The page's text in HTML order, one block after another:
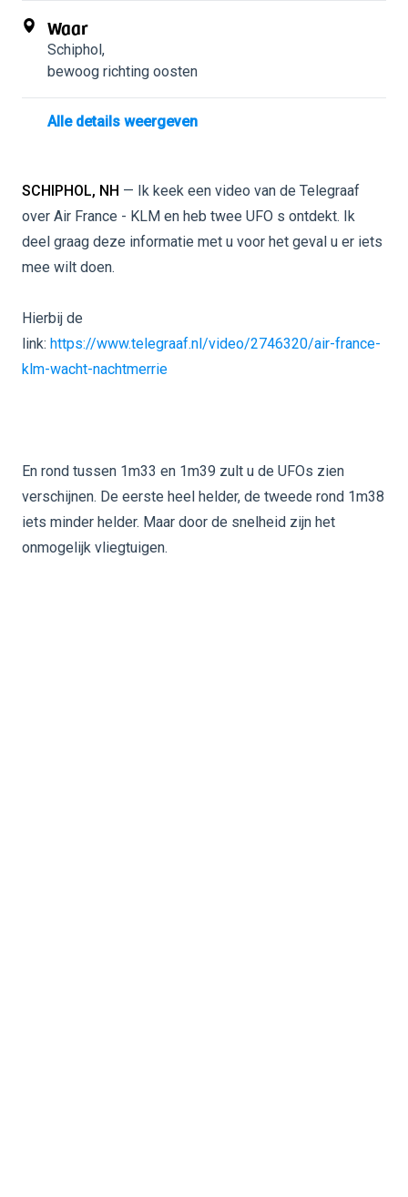
Waar
Schiphol,
bewoog richting oosten
Alle details weergeven
SCHIPHOL, NH — Ik keek een video van de Telegraaf
over Air France - KLM en heb twee UFO s ontdekt. Ik
deel graag deze informatie met u voor het geval u er iets
mee wilt doen.
Hierbij de
link: https://www.telegraaf.nl/video/2746320/air-france-
klm-wacht-nachtmerrie
En rond tussen 1m33 en 1m39 zult u de UFOs zien
verschijnen. De eerste heel helder, de tweede rond 1m38
iets minder helder. Maar door de snelheid zijn het
onmogelijk vliegtuigen.